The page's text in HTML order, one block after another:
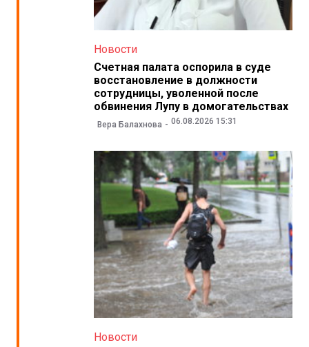
Новости
Счетная палата оспорила в суде
восстановление в должности
сотрудницы, уволенной после
обвинения Лупу в домогательствах
Вера Балахнова 06.08.2026 15:31
Новости